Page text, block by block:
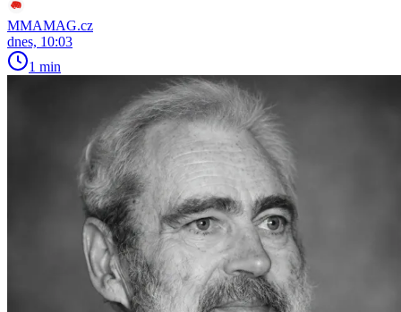
MMAMAG.cz
dnes, 10:03
1 min